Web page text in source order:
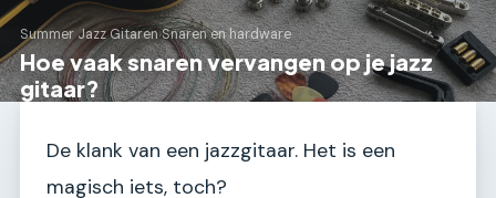
Summer Jazz Gitaren›Snaren en hardware
Hoe vaak snaren vervangen op je jazz
gitaar?
De klank van een jazzgitaar. Het is een
magisch iets, toch?